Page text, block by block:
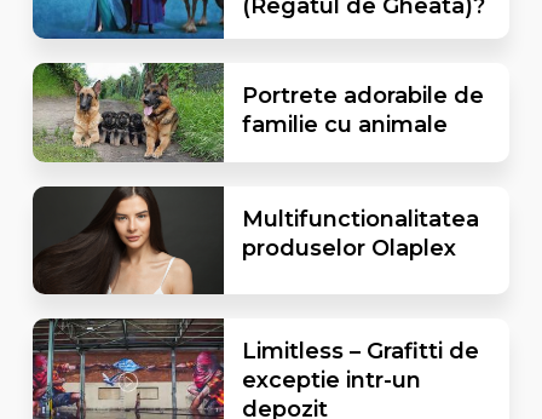
(Regatul de Gheata)?
Portrete adorabile de
familie cu animale
Multifunctionalitatea
produselor Olaplex
Limitless – Grafitti de
exceptie intr-un
depozit